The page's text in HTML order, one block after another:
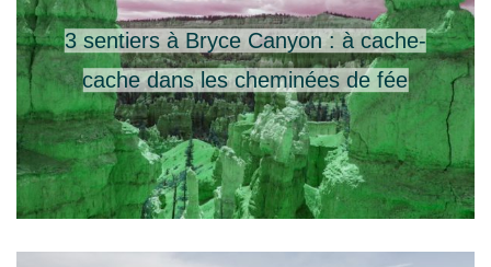
3 sentiers à Bryce Canyon : à cache-
cache dans les cheminées de fée